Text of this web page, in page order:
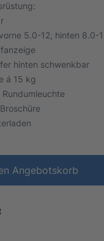
5.0-12, hinten 8.0-
hinten schwenkbar
á 15 kg
Angebotskorb